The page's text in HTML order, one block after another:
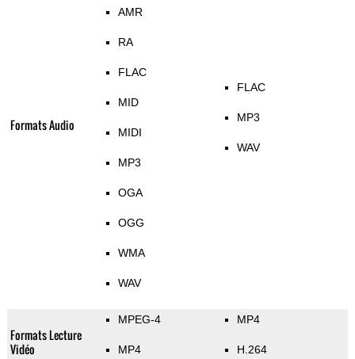
Formats Audio
AMR
RA
FLAC
MID
MIDI
MP3
OGA
OGG
WMA
WAV
FLAC
MP3
WAV
Formats Lecture
Vidéo
MPEG-4
MP4
MP4
H.264